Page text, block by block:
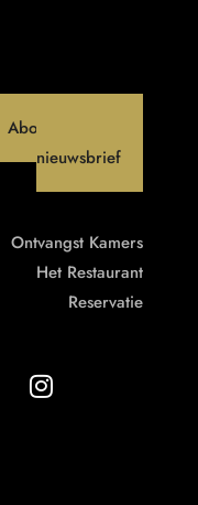
Abonneer op onze
nieuwsbrief
Ontvangst Kamers
Het Restaurant
Reservatie